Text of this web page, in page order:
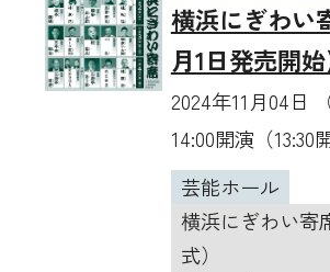
横浜にぎわい
月1日発売開始
2024年11月04日
14:00開演（13:30
芸能ホール
横浜にぎわい寄
式）